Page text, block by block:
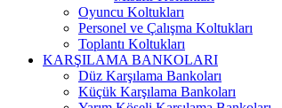
Oyuncu Koltukları
Personel ve Çalışma Koltukları
Toplantı Koltukları
KARŞILAMA BANKOLARI
Düz Karşılama Bankoları
Küçük Karşılama Bankoları